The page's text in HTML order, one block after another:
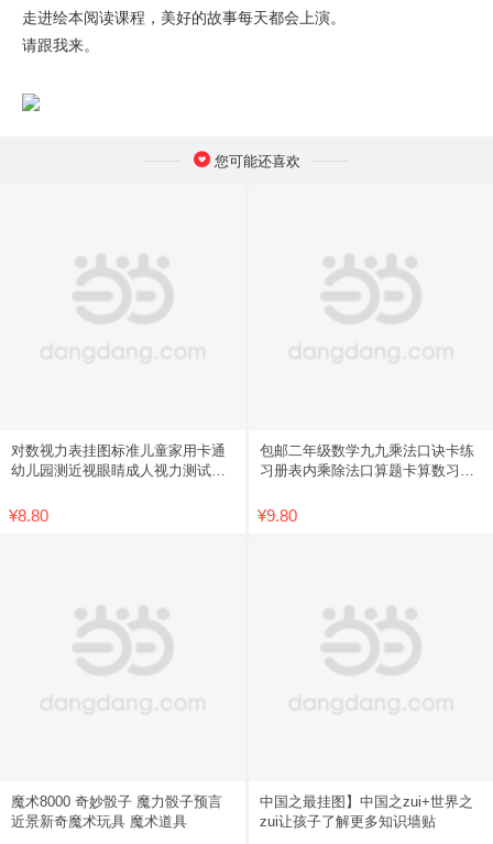
走进绘本阅读课程，美好的故事每天都会上演。
请跟我来。
您可能还喜欢
对数视力表挂图标准儿童家用卡通
幼儿园测近视眼睛成人视力测试表
¥8.80
包邮二年级数学九九乘法口诀卡练
习册表内乘除法口算题卡算数习题
¥9.80
魔术8000 奇妙骰子 魔力骰子预言
近景新奇魔术玩具 魔术道具
中国之最挂图】中国之zui+世界之
zui让孩子了解更多知识墙贴